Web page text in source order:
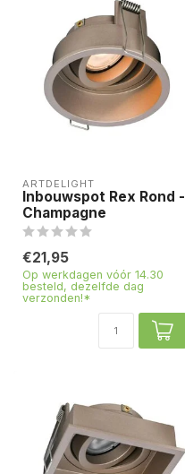
ARTDELIGHT
Inbouwspot Rex Rond -
Champagne
€21,95
Op werkdagen vóór 14.30
besteld, dezelfde dag
verzonden!*